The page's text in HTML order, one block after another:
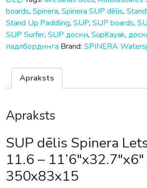
boards, Spinera, Spinera SUP dēlis,
Stand Up Paddling, SUP, SUP boards,
SUP Surfer, SUP доски, SupKayak,
падлбординга Brand: SPINERA
Apraksts
Apraksts
SUP dēlis Spinera
11.6 –
350x83x15